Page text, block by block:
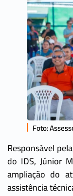
Foto:
Responsável
do IDS, Júnior
ampliação do
assistência